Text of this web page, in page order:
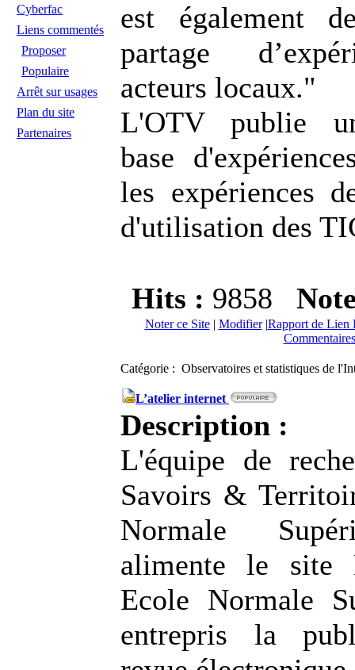
Cyberfac
Liens commentés
Proposer
Populaire
Arrêt sur usages
Plan du site
Partenaires
est également
partage
acteurs locaux."
L'OTV publie
base
les expériences
d'utilisation des
Hits : 9858
Noter ce Site| Modifier|Rapport de Lien
Catégorie : Observatoires et statistiques de
L’atelier internet
Description :
L'équipe de
Savoirs &
Normale
alimente le site
Ecole Normale
entrepris la